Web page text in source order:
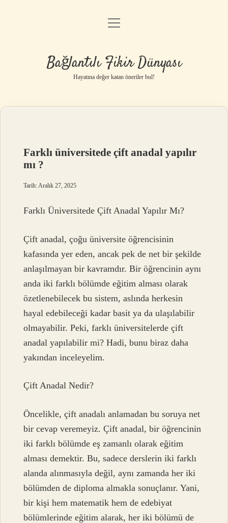
Anasayfa
Yasal Uyarı
menüyü
Bağlantılı Fikir Dünyası
Hayatına değer katan öneriler bul!
Farklı üniversitede çift anadal yapılır
mı ?
Tarih: Aralık 27, 2025
Farklı Üniversitede Çift Anadal Yapılır Mı?
Çift anadal, çoğu üniversite öğrencisinin
kafasında yer eden, ancak pek de net bir şekilde
anlaşılmayan bir kavramdır. Bir öğrencinin aynı
anda iki farklı bölümde eğitim alması olarak
özetlenebilecek bu sistem, aslında herkesin
hayal edebileceği kadar basit ya da ulaşılabilir
olmayabilir. Peki, farklı üniversitelerde çift
anadal yapılabilir mi? Hadi, bunu biraz daha
yakından inceleyelim.
Çift Anadal Nedir?
Öncelikle, çift anadalı anlamadan bu soruya net
bir cevap veremeyiz. Çift anadal, bir öğrencinin
iki farklı bölümde eş zamanlı olarak eğitim
alması demektir. Bu, sadece derslerin iki farklı
alanda alınmasıyla değil, aynı zamanda her iki
bölümden de diploma almakla sonuçlanır. Yani,
bir kişi hem matematik hem de edebiyat
bölümlerinde eğitim alarak, her iki bölümü de